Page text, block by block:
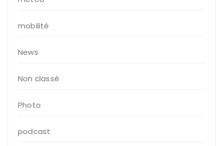
mobilité
News
Non classé
Photo
podcast